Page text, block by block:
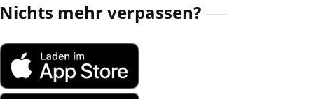
Nichts mehr verpassen?